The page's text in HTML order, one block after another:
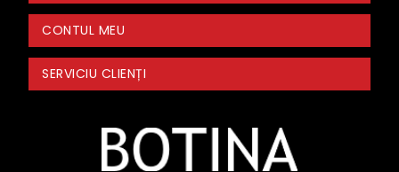
CONTUL MEU
SERVICIU CLIENȚI